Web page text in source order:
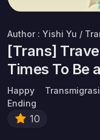
Author : Yishi Yu /
[Trans]
Times To Be
Happy
Ending
Transmigrasi
10